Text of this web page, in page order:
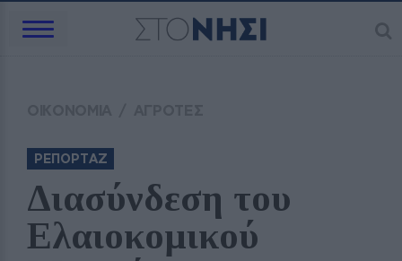
ΡΕΠΟΡΤΑΖ
Διασύνδεση του
Ελαιοκομικού